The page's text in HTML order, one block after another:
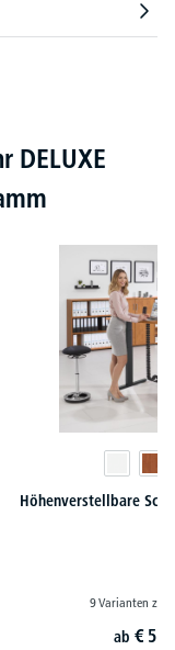
DELUXE
Höhenverstellbare
9 Varianten zur
ab €